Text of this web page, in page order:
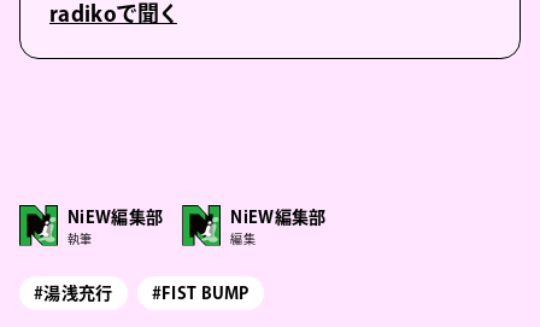
radikoで聞く
NiEW編集部
執筆
NiEW編集部
編集
#湯浅充行 #FIST BUMP